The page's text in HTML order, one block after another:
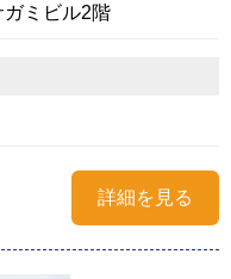
ミビル2階
詳細を見る